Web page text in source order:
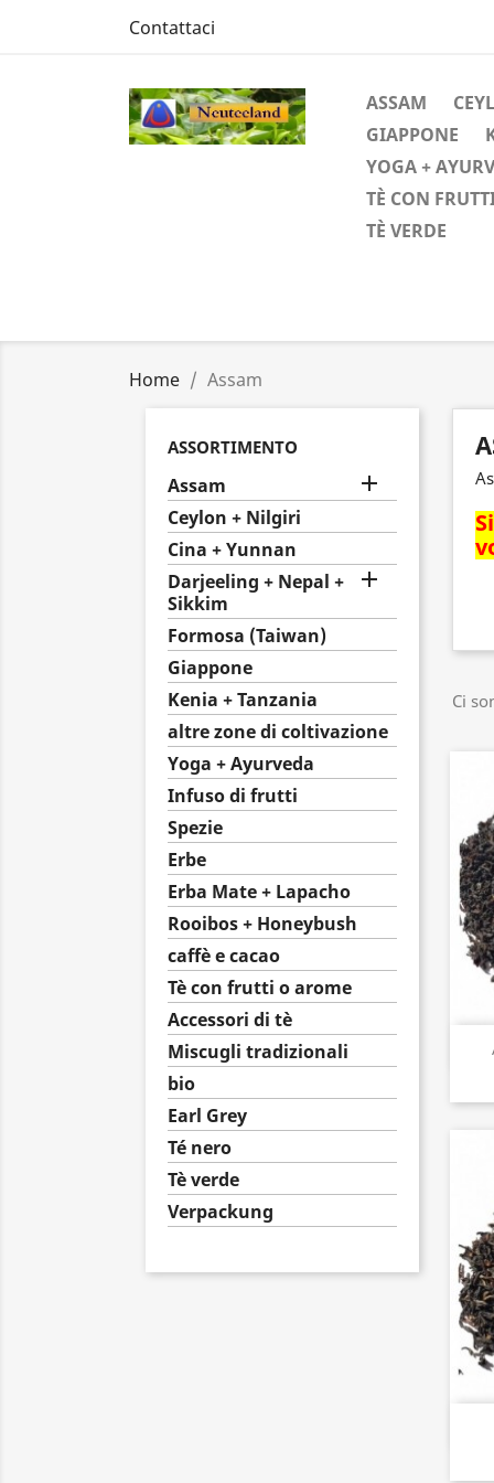
Contattaci
ASSAM
GIAPPONE
YOGA +
TÈ CON
TÈ VERDE
Home Assam
ASSORTIMENTO
Assam 
Ceylon + Nilgiri
Cina + Yunnan
Darjeeling + Nepal +
Sikkim

Formosa (Taiwan)
Giappone
Kenia + Tanzania
altre zone di coltivazione
Yoga + Ayurveda
Infuso di frutti
Spezie
Erbe
Erba Mate + Lapacho
Rooibos + Honeybush
caffè e cacao
Tè con frutti o arome
Accessori di tè
Miscugli tradizionali
bio
Earl Grey
Té nero
Tè verde
Verpackung
Ci